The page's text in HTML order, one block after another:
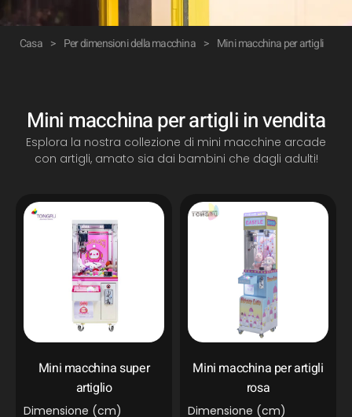
Casa > Per dimensioni della macchina > Mini macchina per artigli
Mini macchina per artigli in vendita
Esplora la nostra collezione di mini macchine arcade
con artigli, amato sia dai bambini che dagli adulti!
Mini macchina super
artiglio
Dimensione (cm)
Mini macchina per artigli
rosa
Dimensione (cm)